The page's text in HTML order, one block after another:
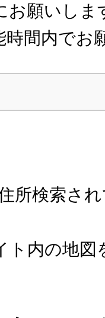
お願いしま
間内でお
所検索さ
ト内の地図